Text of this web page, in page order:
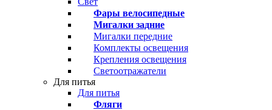
Фары велосипедные
Мигалки задние
Мигалки передние
Комплекты освещения
Крепления освещения
Светоотражатели
Для питья
Для питья
Фляги